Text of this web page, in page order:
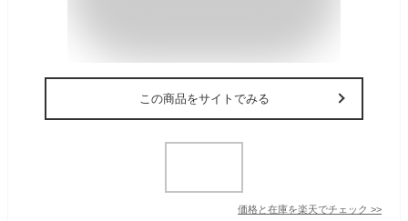
この商品をサイトでみる
価格と在庫を楽天でチェック >>